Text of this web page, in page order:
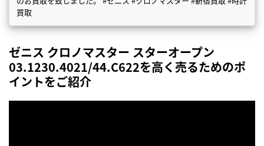
買取
ゼニス クロノマスター スターオープン
03.1230.4021/44.C622を高く売るためのポ
イントをご紹介